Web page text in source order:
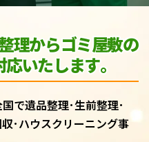
理からゴミ屋敷の
いたします｡
で遺品整理･生前整理･
･ハウスクリーニング事